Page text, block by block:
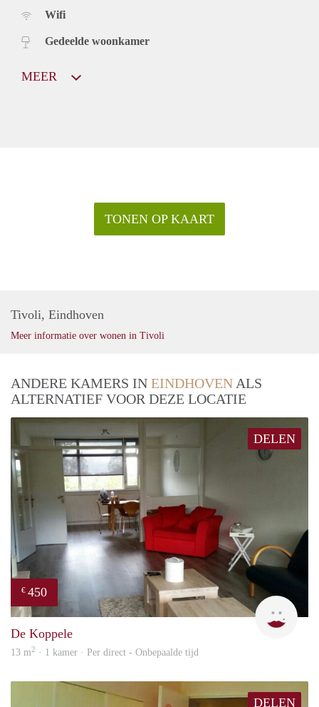
Wifi
Gedeelde woonkamer
MEER
TONEN OP KAART
Tivoli, Eindhoven
Meer informatie over wonen in Tivoli
ANDERE KAMERS IN EINDHOVEN ALS
ALTERNATIEF VOOR DEZE LOCATIE
DELEN
€ 450
De Koppele
13 m2 · 1 kamer · Per direct - Onbepaalde tijd
DELEN